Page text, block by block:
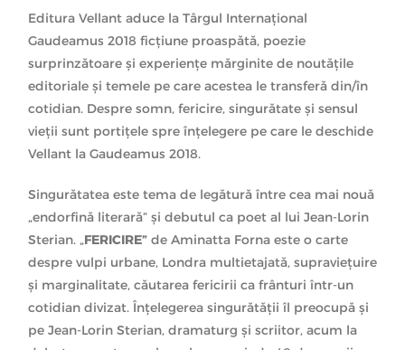
Editura Vellant aduce la Târgul Internațional
Gaudeamus 2018 ficțiune proaspătă, poezie
surprinzătoare și experiențe mărginite de noutățile
editoriale și temele pe care acestea le transferă din/în
cotidian. Despre somn, fericire, singurătate și sensul
vieții sunt portițele spre înțelegere pe care le deschide
Vellant la Gaudeamus 2018.
Singurătatea este tema de legătură între cea mai nouă
„endorfină literară” și debutul ca poet al lui Jean-Lorin
Sterian. „FERICIRE” de Aminatta Forna este o carte
despre vulpi urbane, Londra multietajată, supraviețuire
și marginalitate, căutarea fericirii ca frânturi într-un
cotidian divizat. Înțelegerea singurătății îl preocupă și
pe Jean-Lorin Sterian, dramaturg și scriitor, acum la